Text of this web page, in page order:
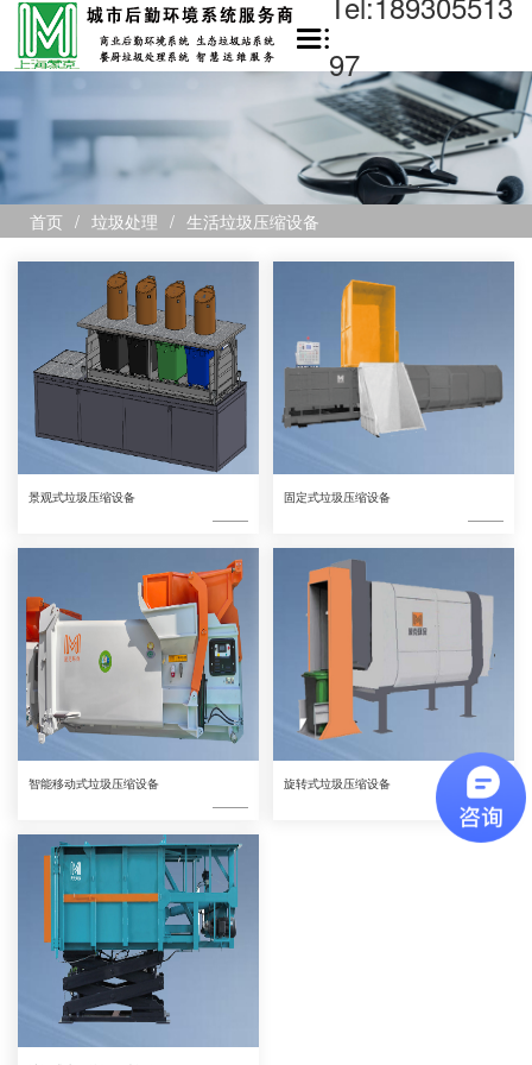
97
首页 / 垃圾处理 / 生活垃圾压缩设备
景观式垃圾压缩设备 固定式垃圾压缩设备
智能移动式垃圾压缩设备 旋转式垃圾压缩设备